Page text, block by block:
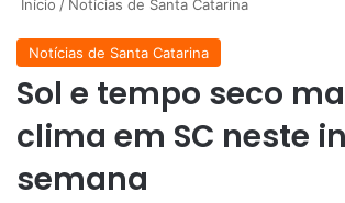
Início / Notícias de Santa Catarina
Notícias de Santa Catarina
Sol e tempo seco
clima em SC neste
semana